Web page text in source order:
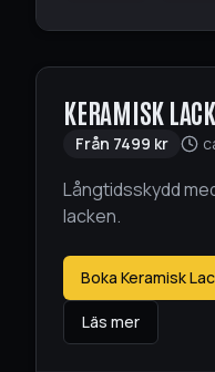
KERAMISK
Från 7499 kr
Långtidsskydd
lacken.
Boka Keramisk
Läs mer